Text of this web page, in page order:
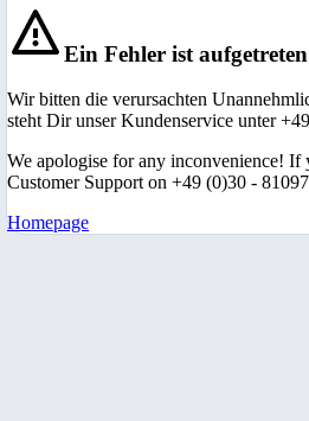
Ein Fehler ist
Wir bitten die verursachten
steht Dir unser Kundenservice unter
We apologise for any inconvenience! If
Customer Support on +49 (0)30 -
Homepage